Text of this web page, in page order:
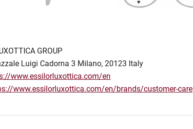
GROUP
Luigi Cadorna 3 Milano, 20123 Italy
www.essilorluxottica.com/en
www.essilorluxottica.com/en/brands/customer-care